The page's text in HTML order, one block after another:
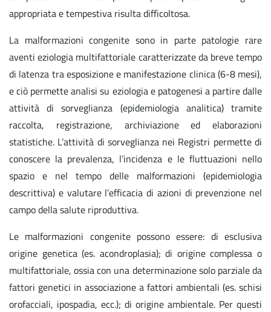
appropriata e tempestiva risulta difficoltosa.
La malformazioni congenite sono in parte patologie rare
aventi eziologia multifattoriale caratterizzate da breve tempo
di latenza tra esposizione e manifestazione clinica (6-8 mesi),
e ciò permette analisi su eziologia e patogenesi a partire dalle
attività di sorveglianza (epidemiologia analitica) tramite
raccolta, registrazione, archiviazione ed elaborazioni
statistiche. L’attività di sorveglianza nei Registri permette di
conoscere la prevalenza, l’incidenza e le fluttuazioni nello
spazio e nel tempo delle malformazioni (epidemiologia
descrittiva) e valutare l’efficacia di azioni di prevenzione nel
campo della salute riproduttiva.
Le malformazioni congenite possono essere: di esclusiva
origine genetica (es. acondroplasia); di origine complessa o
multifattoriale, ossia con una determinazione solo parziale da
fattori genetici in associazione a fattori ambientali (es. schisi
orofacciali, ipospadia, ecc.); di origine ambientale. Per questi